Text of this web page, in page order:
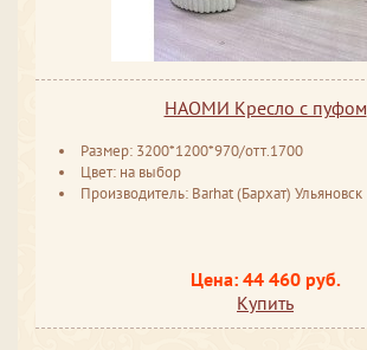
НАОМИ Кресло с пуфом
Размер: 3200*1200*970/отт.1700
Цвет: на выбор
Производитель: Barhat (Бархат) Ульяновск
Цена: 44 460 руб.
Купить